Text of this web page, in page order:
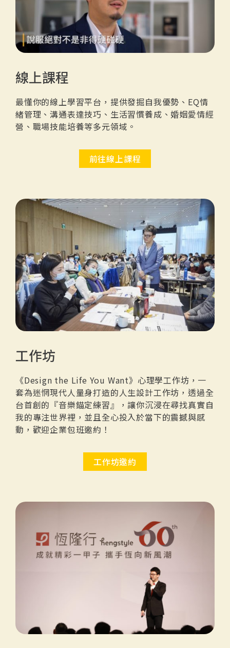
線上課程
最懂你的線上學習平台，提供發掘自我優勢、EQ情
緒管理、溝通表達技巧、生活習慣養成、婚姻愛情經
營、職場技能培養等多元領域。
前往線上課程
工作坊
《Design the Life You Want》心理學工作坊，一
套為迷惘現代人量身打造的人生設計工作坊，透過全
台首創的『音樂錨定練習』，讓你沉浸在尋找真實自
我的專注世界裡，並且全心投入於當下的震撼與感
動，歡迎企業包班邀約！
工作坊邀約